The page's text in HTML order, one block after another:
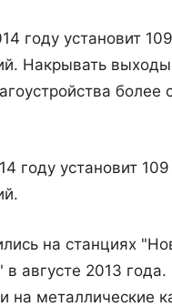
году установит
Накрывать выходы
более
году установит
на станциях
августе 2013
на металлические